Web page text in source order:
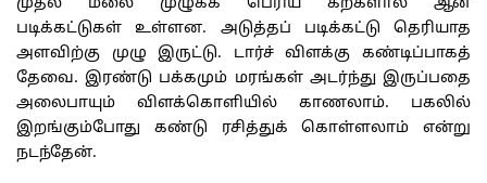
முதல் மலை முழுக்க பெரிய கற்களால்
ஆன
படிக்கட்டுகள்
உள்ளன. அடுத்தப் படிக்கட்டு
தெரியாத
அளவிற்கு
முழு இருட்டு. டார்ச் விளக்கு
கண்டிப்பாகத்
தேவை. இரண்டு பக்கமும் மரங்கள் அடர்ந்து இருப்பதை
அலைபாயும்
விளக்கொளியில் காணலாம். பகலில்
இறங்கும்போது
கண்டு ரசித்துக் கொள்ளலாம்
என்று
நடந்தேன்.